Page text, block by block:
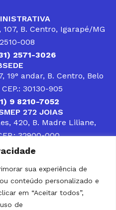
sua experiência de
conteúdo personalizado e
em “Aceitar todos”,
de
B. Centro, Igarapé/MG
008
2571-3026
19° andar, B. Centro, Belo
30130-905
9 8210-7052
272 JOIAS
420, B. Madre Liliane,
32900-000
ou (31) 9 8309-8660
AÇÕES E SERVIÇOS
A ASSISTÊNCIA À
EM QUE ATUA, SENDO
CONSORCIADOS NA
ENFRENTADAS POR
É O COMPROMISSO DO